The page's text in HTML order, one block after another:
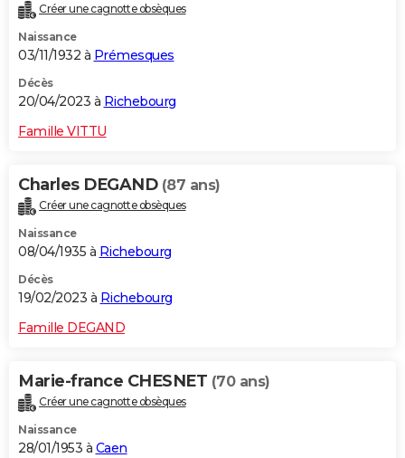
Créer une cagnotte obsèques
Naissance
03/11/1932 à Prémesques
Décès
20/04/2023 à Richebourg
Famille VITTU
Charles DEGAND (87 ans)
Créer une cagnotte obsèques
Naissance
08/04/1935 à Richebourg
Décès
19/02/2023 à Richebourg
Famille DEGAND
Marie-france CHESNET (70 ans)
Créer une cagnotte obsèques
Naissance
28/01/1953 à Caen